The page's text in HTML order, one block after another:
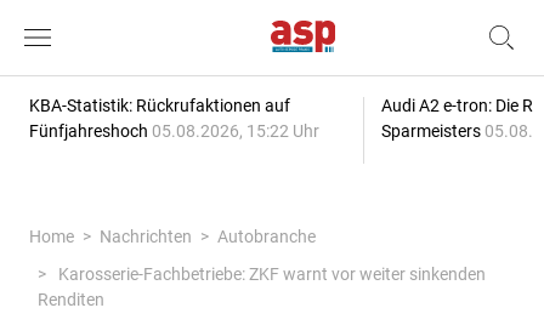
KBA-Statistik: Rückrufaktionen auf
Fünfjahreshoch 05.08.2026, 15:22 Uhr
Audi A2 e-tron: Die
Sparmeisters
Home Nachrichten
Autobranche
Karosserie-Fachbetriebe: ZKF warnt vor weiter sinkenden
Renditen